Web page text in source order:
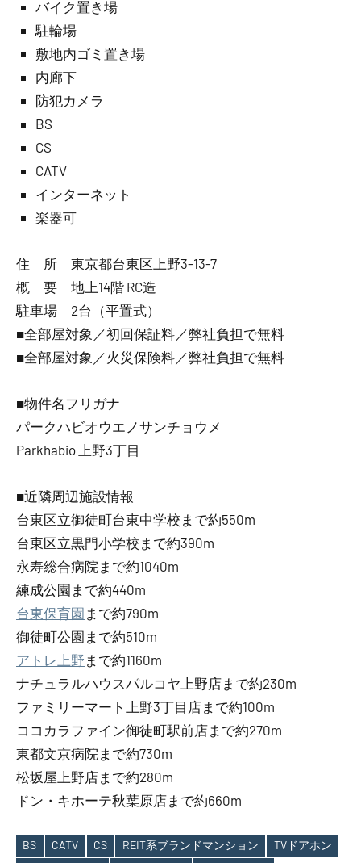
バイク置き場
駐輪場
敷地内ゴミ置き場
内廊下
防犯カメラ
BS
CS
CATV
インターネット
楽器可
住 所 東京都台東区上野3-13-7
概 要 地上14階 RC造
駐車場 2台（平置式）
■全部屋対象／初回保証料／弊社負担で無料
■全部屋対象／火災保険料／弊社負担で無料
■物件名フリガナ
パークハビオウエノサンチョウメ
Parkhabio 上野3丁目
■近隣周辺施設情報
台東区立御徒町台東中学校まで約550m
台東区立黒門小学校まで約390m
永寿総合病院まで約1040m
練成公園まで約440m
台東保育園 まで約790m
御徒町公園まで約510m
アトレ上野 まで約1160m
ナチュラルハウスパルコヤ上野店まで約230m
ファミリーマート上野3丁目店まで約100m
ココカラファイン御徒町駅前店まで約270m
東都文京病院まで約730m
松坂屋上野店まで約280m
ドン・キホーテ秋葉原店まで約660m
BS CATV CS REIT系ブランドマンション
TVドアホン